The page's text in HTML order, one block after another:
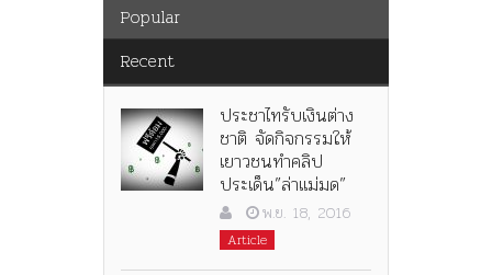
Popular
Recent
ประชาไทรับเงินต่าง
ชาติ จัดกิจกรรมให้
เยาวชนทำคลิป
ประเด็น”ล่าแม่มด”
พ.ย. 18, 2016
Article